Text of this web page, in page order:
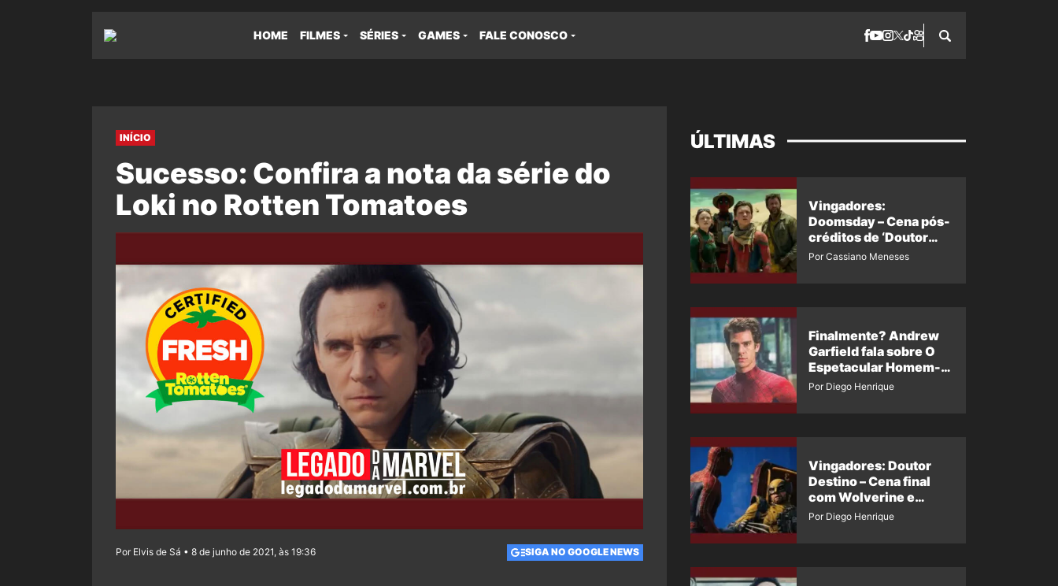
HOME FILMES SÉRIES GAMES FALE CONOSCO
INÍCIO
Sucesso: Confira a nota da série do
Loki no Rotten Tomatoes
Por Elvis de Sá • 8 de junho de 2021, às 19:36 SIGA NO GOOGLE NEWS
ÚLTIMAS
Vingadores:
Doomsday – Cena pós-
créditos de ‘Doutor
Destino’ é revelada
Por Cassiano Meneses
Finalmente? Andrew
Garfield fala sobre O
Espetacular Homem-
Aranha 3
Por Diego Henrique
Vingadores: Doutor
Destino – Cena final
com Wolverine e
Homem-Aranha de
Por Diego Henrique